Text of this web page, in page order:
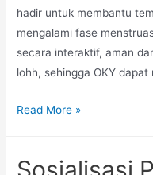
hadir untuk membantu
mengalami fase
secara interaktif, aman
lohh, sehingga OKY
Edukasi
Kebersihan
Read More »
Sosialisasi